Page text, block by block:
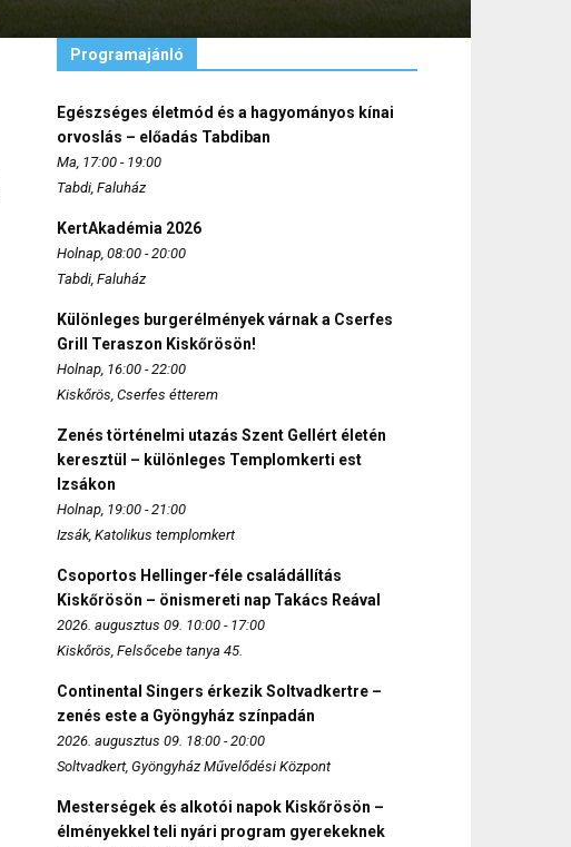
Programajánló
Egészséges életmód és a hagyományos kínai
orvoslás – előadás Tabdiban
Ma, 17:00 - 19:00
Tabdi, Faluház
KertAkadémia 2026
Holnap, 08:00 - 20:00
Tabdi, Faluház
Különleges burgerélmények várnak a Cserfes
Grill Teraszon Kiskőrösön!
Holnap, 16:00 - 22:00
Kiskőrös, Cserfes étterem
Zenés történelmi utazás Szent Gellért életén
keresztül – különleges Templomkerti est
Izsákon
Holnap, 19:00 - 21:00
Izsák, Katolikus templomkert
Csoportos Hellinger-féle családállítás
Kiskőrösön – önismereti nap Takács Reával
2026. augusztus 09. 10:00 - 17:00
Kiskőrös, Felsőcebe tanya 45.
Continental Singers érkezik Soltvadkertre –
zenés este a Gyöngyház színpadán
2026. augusztus 09. 18:00 - 20:00
Soltvadkert, Gyöngyház Művelődési Központ
Mesterségek és alkotói napok Kiskőrösön –
élményekkel teli nyári program gyerekeknek